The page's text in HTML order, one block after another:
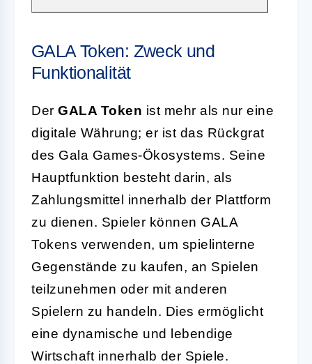
GALA Token: Zweck und
Funktionalität
Der GALA Token ist mehr als nur eine
digitale Währung; er ist das Rückgrat
des Gala Games-Ökosystems. Seine
Hauptfunktion besteht darin, als
Zahlungsmittel innerhalb der Plattform
zu dienen. Spieler können GALA
Tokens verwenden, um spielinterne
Gegenstände zu kaufen, an Spielen
teilzunehmen oder mit anderen
Spielern zu handeln. Dies ermöglicht
eine dynamische und lebendige
Wirtschaft innerhalb der Spiele.